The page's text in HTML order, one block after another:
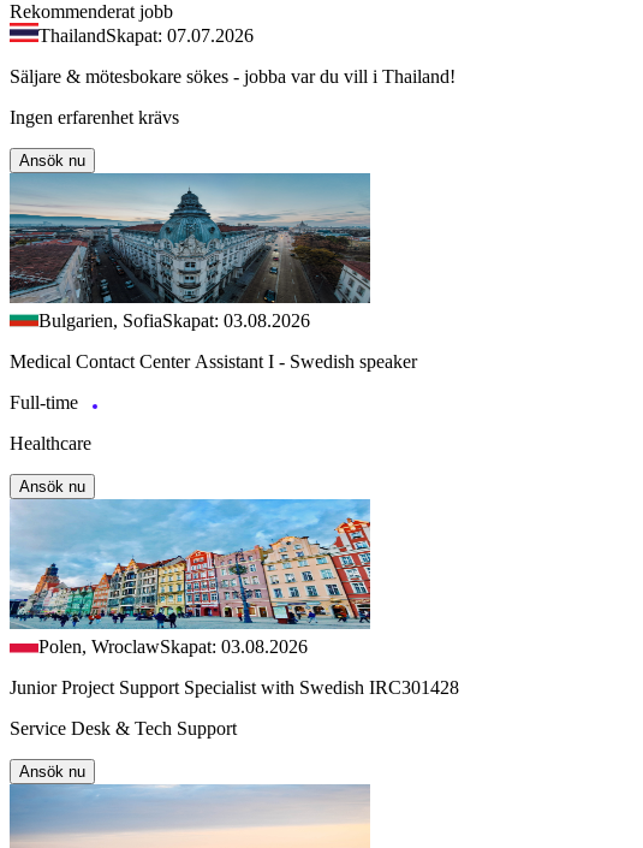
Rekommenderat jobb
ThailandSkapat: 07.07.2026
Säljare & mötesbokare sökes - jobba var du vill i Thailand!
Ingen erfarenhet krävs
Ansök nu
Bulgarien, SofiaSkapat: 03.08.2026
Medical Contact Center Assistant I - Swedish speaker
Full-time
Healthcare
Ansök nu
Polen, WroclawSkapat: 03.08.2026
Junior Project Support Specialist with Swedish IRC301428
Service Desk & Tech Support
Ansök nu